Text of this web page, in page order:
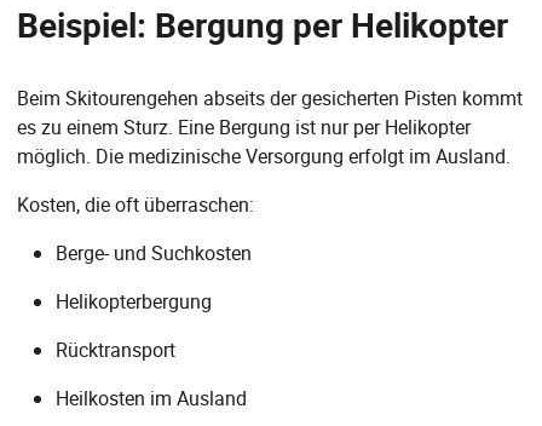
Beispiel: Bergung per Helikopter
Beim Skitourengehen abseits der gesicherten Pisten kommt
es zu einem Sturz. Eine Bergung ist nur per Helikopter
möglich. Die medizinische Versorgung erfolgt im Ausland.
Kosten, die oft überraschen:
Berge- und Suchkosten
Helikopterbergung
Rücktransport
Heilkosten im Ausland